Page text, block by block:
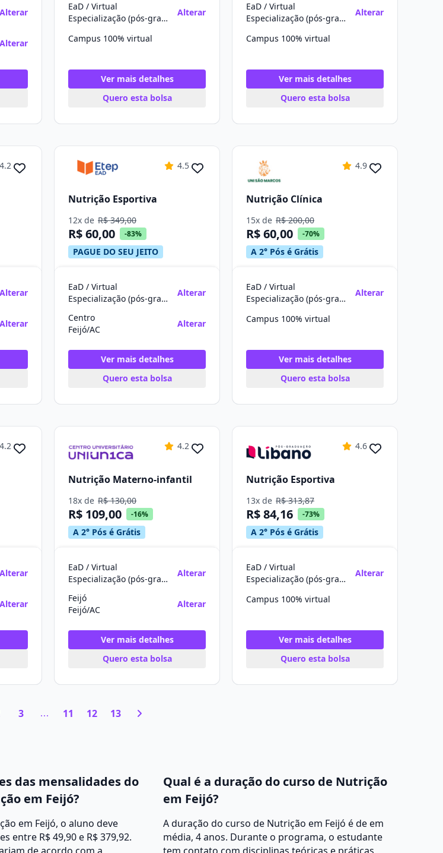
Alterar
Alterar
EaD / Virtual
Especialização (pós-graduação)
Alterar
Campus 100% virtual
Ver mais detalhes
Quero esta bolsa
EaD / Virtual
Especialização (pós-graduação)
Alterar
Campus 100% virtual
Ver mais detalhes
Quero esta bolsa
4.2
Alterar
Alterar
4.5
Nutrição Esportiva
12x de R$ 349,00
R$ 60,00 -83%
PAGUE DO SEU JEITO
EaD / Virtual
Especialização (pós-graduação)
Alterar
Centro
Feijó/AC
Alterar
Ver mais detalhes
Quero esta bolsa
4.9
Nutrição Clínica
15x de R$ 200,00
R$ 60,00 -70%
A 2° Pós é Grátis
EaD / Virtual
Especialização (pós-graduação)
Alterar
Campus 100% virtual
Ver mais detalhes
Quero esta bolsa
4.2
Alterar
Alterar
4.2
Nutrição Materno-infantil
18x de R$ 130,00
R$ 109,00 -16%
A 2° Pós é Grátis
EaD / Virtual
Especialização (pós-graduação)
Alterar
Feijó
Feijó/AC
Alterar
Ver mais detalhes
Quero esta bolsa
4.6
Nutrição Esportiva
13x de R$ 313,87
R$ 84,16 -73%
A 2° Pós é Grátis
EaD / Virtual
Especialização (pós-graduação)
Alterar
Campus 100% virtual
Ver mais detalhes
Quero esta bolsa
3 11 12 13
das mensalidades do
em Feijó?
em Feijó, o aluno deve
entre R$ 49,90 e R$ 379,92.
Qual é a duração do curso de Nutrição
em Feijó?
A duração do curso de Nutrição em Feijó é de em
média, 4 anos. Durante o programa, o estudante